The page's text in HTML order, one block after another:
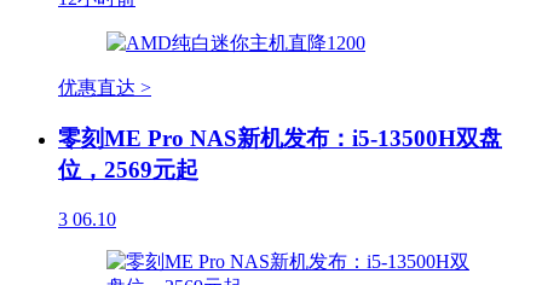
优惠直达 >
零刻ME Pro NAS新机发布：i5-13500H双盘
位，2569元起
3 06.10